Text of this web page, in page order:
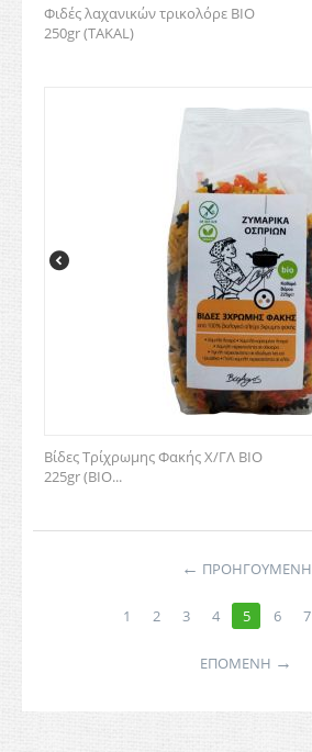
Φιδές λαχανικών τρικολόρε BIO
250gr (TAKAL)
Βίδες Τρίχρωμης Φακής Χ/ΓΛ BIO
225gr (ΒΙΟ...
← ΠΡΟΗΓΟΥΜΕΝΗ
1 2 3 4 5 6 7
ΕΠΌΜΕΝΗ →